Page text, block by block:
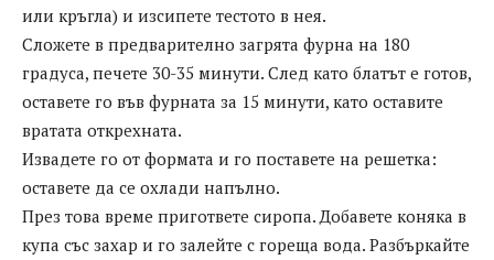
или кръгла) и изсипете тестото в нея.
Сложете в предварително загрята фурна на 180
градуса, печете 30-35 минути. След като блатът е готов,
оставете го във фурната за 15 минути, като оставите
вратата открехната.
Извадете го от формата и го поставете на решетка:
оставете да се охлади напълно.
През това време пригответе сиропа. Добавете коняка в
купа със захар и го залейте с гореща вода. Разбъркайте